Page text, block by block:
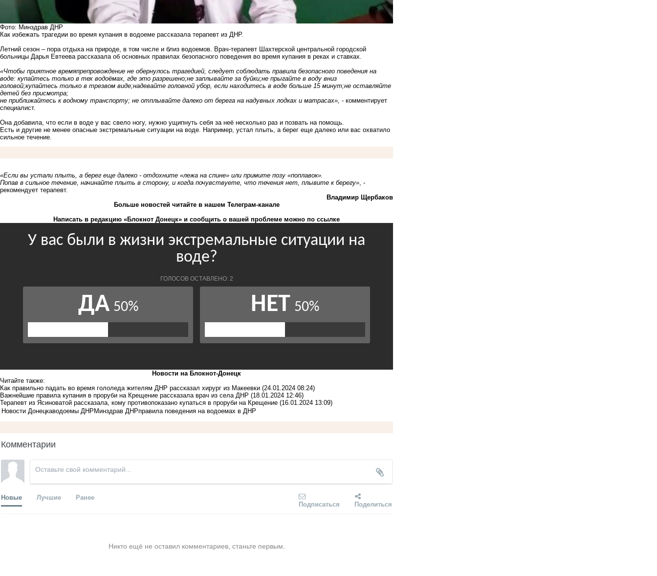
Фото: Минздрав ДНР
Как избежать трагедии во время купания в водоеме рассказала терапевт из ДНР.
Летний сезон – пора отдыха на природе, в том числе и близ водоемов. Врач-терапевт Шахтерской центральной городской
больницы Дарья Евтеева рассказала об основных правилах безопасного поведения во время купания в реках и ставках.
«Чтобы приятное времяпрепровождение не обернулось трагедией, следует соблюдать правила безопасного поведения на
воде: купайтесь только в тех водоёмах, где это разрешено;не заплывайте за буйки;не прыгайте в воду вниз
головой;купайтесь только в трезвом виде;надевайте головной убор, если находитесь в воде больше 15 минут;не оставляйте
детей без присмотра;
не приближайтесь к водному транспорту; не отплывайте далеко от берега на надувных лодках и матрасах», - комментирует
специалист.
Она добавила, что если в воде у вас свело ногу, нужно ущипнуть себя за неё несколько раз и позвать на помощь.
Есть и другие не менее опасные экстремальные ситуации на воде. Например, устал плыть, а берег еще далеко или вас охватило
сильное течение.
«Если вы устали плыть, а берег еще далеко - отдохните «лежа на спине» или примите позу «поплавок».
Попав в сильное течение, начинайте плыть в сторону, и когда почувствуете, что течения нет, плывите к берегу», -
рекомендует терапевт.
Владимир Щербаков
Больше новостейчитайте в нашем Телеграм-канале
Написать в редакцию «Блокнот Донецк» и сообщить о вашей проблеме можно по ссылке
Новости на Блoкнoт-Донецк
Читайте также:
Как правильно падать во время гололеда жителям ДНР рассказал хирург из Макеевки (24.01.2024 08:24)
Важнейшие правила купания в проруби на Крещение рассказала врач из села ДНР (18.01.2024 12:46)
Терапевт из Ясиноватой рассказала, кому противопоказано купаться в проруби на Крещение (16.01.2024 13:09)
Новости Донецкаводоемы ДНР Минздрав ДНРправила поведения на водоемах в ДНР
Комментарии
Новые Лучшие Ранее
Подписаться Поделиться
Никто ещё не оставил комментариев, станьте первым.